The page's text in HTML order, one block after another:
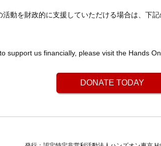
活動を財政的に支援していただける場合は、下
support us financially, please visit the Hands
DONATE TODAY